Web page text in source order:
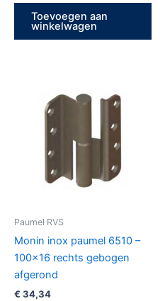
Toevoegen aan
winkelwagen
Paumel RVS
Monin inox paumel 6510 –
100×16 rechts gebogen
afgerond
€ 34,34